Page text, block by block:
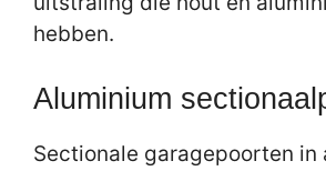
hebben.
Aluminium
Sectionale garagepoorten in